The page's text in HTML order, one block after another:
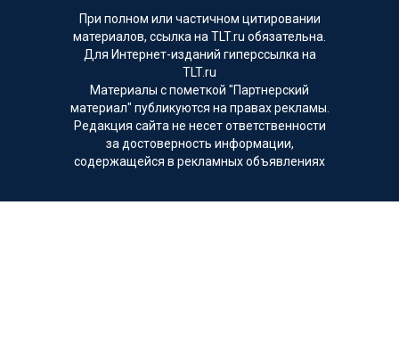
При полном или частичном цитировании
материалов, ссылка на TLT.ru обязательна.
Для Интернет-изданий гиперссылка на
TLT.ru
Материалы с пометкой "Партнерский
материал" публикуются на правах рекламы.
Редакция сайта не несет ответственности
за достоверность информации,
содержащейся в рекламных объявлениях